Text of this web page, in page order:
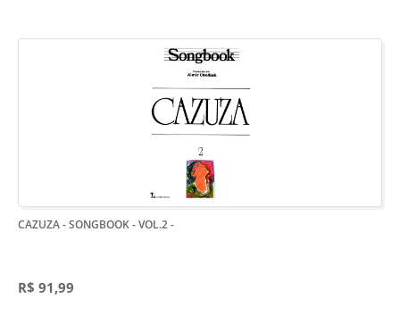
CAZUZA - SONGBOOK - VOL.2-
R$ 91,99